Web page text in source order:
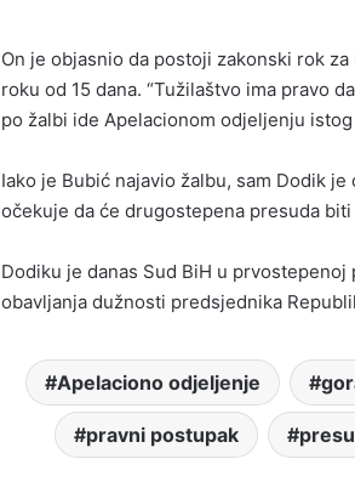
On je objasnio da postoji zakonski rok
roku od 15 dana. “Tužilaštvo ima pravo
po žalbi ide Apelacionom odjeljenju istog
Iako je Bubić najavio žalbu, sam Dodik
očekuje da će drugostepena presuda biti
Dodiku je danas Sud BiH u
obavljanja dužnosti predsjednika
Apelaciono odjeljenje
pravni postupak